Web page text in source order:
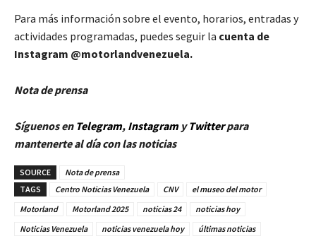
Para más información sobre el evento, horarios, entradas y
actividades programadas, puedes seguir la cuenta de
Instagram @motorlandvenezuela.
Nota de prensa
Síguenos en Telegram, InstagramyTwitterpara
mantenerte al día con las noticias
SOURCE
Nota de prensa
TAGS
Centro Noticias Venezuela CNV
el museo del motor
Motorland
Motorland 2025 noticias 24
noticias hoy
Noticias Venezuela
noticias venezuela hoy
últimas noticias